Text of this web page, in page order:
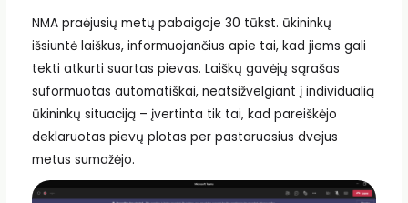
NMA praėjusių metų pabaigoje 30 tūkst. ūkininkų
išsiuntė laiškus, informuojančius apie tai, kad jiems gali
tekti atkurti suartas pievas. Laiškų gavėjų sąrašas
suformuotas automatiškai, neatsižvelgiant į individualią
ūkininkų situaciją – įvertinta tik tai, kad pareiškėjo
deklaruotas pievų plotas per pastaruosius dvejus
metus sumažėjo.